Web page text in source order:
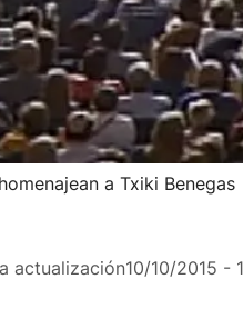
a Txiki Benegas
actualización10/10/2015 -